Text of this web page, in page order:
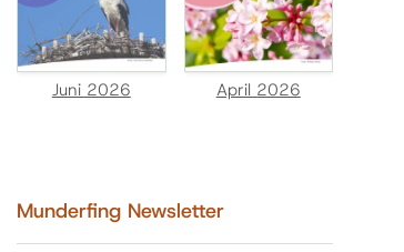
Juni 2026 April 2026
Munderfing Newsletter